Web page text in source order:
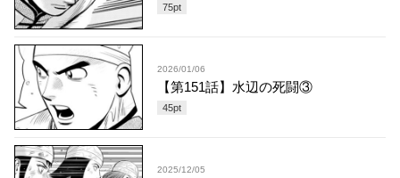
75pt
2026/01/06
【第151話】水辺の死闘③
45pt
2025/12/05